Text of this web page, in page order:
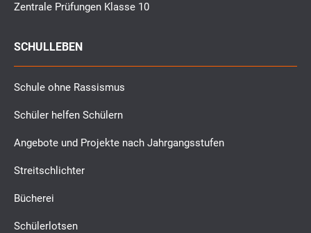
Zentrale Prüfungen Klasse 10
SCHULLEBEN
Schule ohne Rassismus
Schüler helfen Schülern
Angebote und Projekte nach Jahrgangsstufen
Streitschlichter
Bücherei
Schülerlotsen